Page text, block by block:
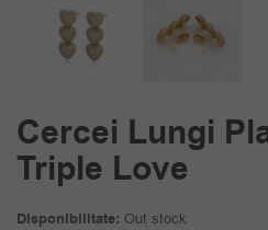
Cercei Lungi
Triple Love
Disponibilitate: Out stock